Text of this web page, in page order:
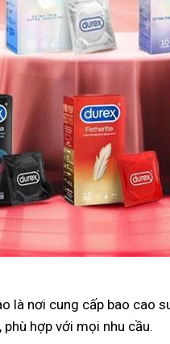
là nơi cung cấp bao cao
hợp với mọi nhu cầu.